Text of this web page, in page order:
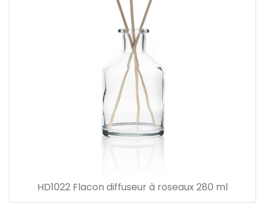
HD1022 Flacon diffuseur à roseaux 280 ml